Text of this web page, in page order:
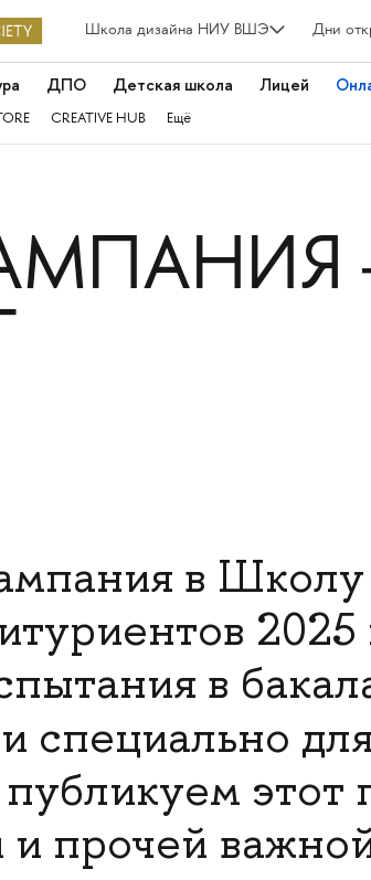
Школа дизайна НИУ ВШЭ Дни
ДПО Детская школа Лицей
CREATIVE HUB Ещё
в Школу
2025
в
специально
этот
и прочей